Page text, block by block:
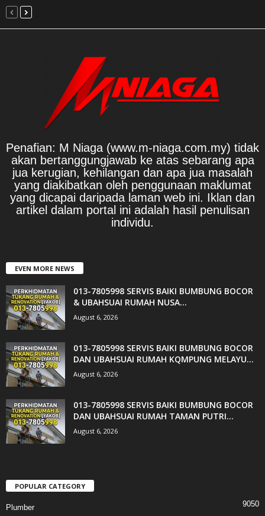
Penafian: M Niaga (www.m-niaga.com.my) tidak
akan bertanggungjawab ke atas sebarang apa
jua kerugian, kehilangan dan apa jua masalah
yang diakibatkan oleh penggunaan maklumat
yang dicapai daripada laman web ini. Iklan dan
artikel dalam portal ini adalah hasil penulisan
individu.
EVEN MORE NEWS
013-7805998 SERVIS BAIKI BUMBUNG BOCOR
& UBAHSUAI RUMAH NUSA...
August 6, 2026
013-7805998 SERVIS BAIKI BUMBUNG BOCOR
DAN UBAHSUAI RUMAH KQMPUNG MELAYU...
August 6, 2026
013-7805998 SERVIS BAIKI BUMBUNG BOCOR
DAN UBAHSUAI RUMAH TAMAN PUTRI...
August 6, 2026
POPULAR CATEGORY
Plumber 9050